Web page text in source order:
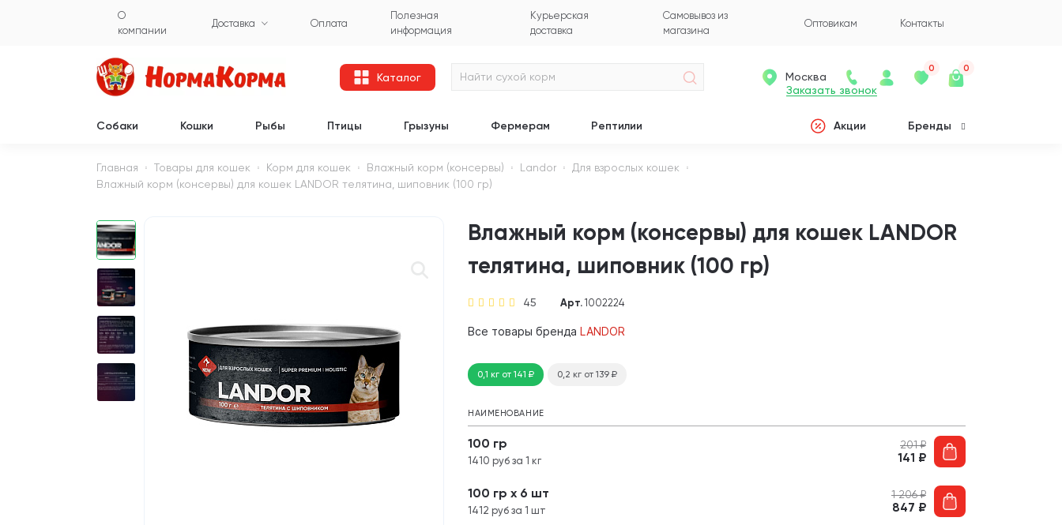
О
компании
Доставка Оплата
Полезная
информация
Курьерская
доставка
Самовывоз из
магазина
Оптовикам Контакты
Каталог
Заказать звонок
Москва
0 0
Собаки Кошки Рыбы Птицы Грызуны Фермерам Рептилии Акции Бренды
Главная Товары для кошек Корм для кошек Влажный корм (консервы) Landor
Для взрослых кошек
Влажный корм (консервы) для кошек LANDOR телятина, шиповник (100 гр)
Влажный корм (консервы) для кошек LANDOR
телятина, шиповник (100 гр)
45 Арт. 1002224
Все товары бренда LANDOR
0,1 кг от 141₽ 0,2 кг от 139 ₽
НАИМЕНОВАНИЕ
100 гр
1410 руб за 1 кг
201₽
141 ₽
100 гр х 6 шт
1412 руб за 1 шт
1 206₽
847 ₽